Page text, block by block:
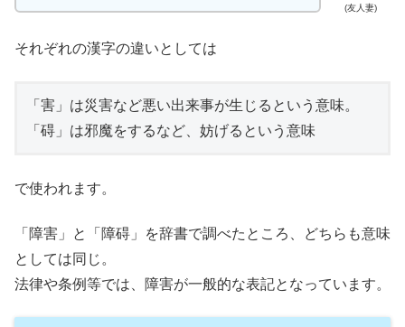
(友人妻)
それぞれの漢字の違いとしては
「害」は災害など悪い出来事が生じるという意味。
「碍」は邪魔をするなど、妨げるという意味
で使われます。
「障害」と「障碍」を辞書で調べたところ、どちらも意味
としては同じ。
法律や条例等では、障害が一般的な表記となっています。